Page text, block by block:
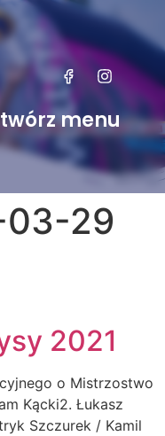
menu
29
2021
o Mistrzostwo
Kącki2. Łukasz
Szczurek / Kamil